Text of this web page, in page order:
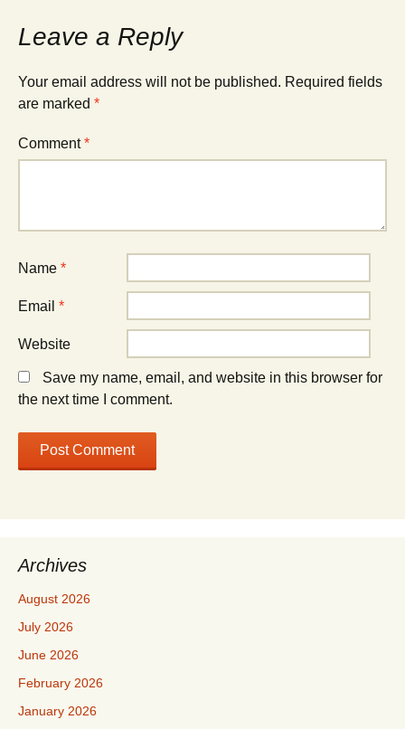
Leave a Reply
Your email address will not be published. Required fields
are marked *
Comment*
Name *
Email *
Website
Save my name, email, and website in this browser for
the next time I comment.
Archives
August 2026
July 2026
June 2026
February 2026
January 2026